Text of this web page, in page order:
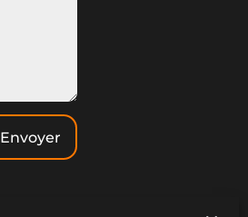
Envoyer